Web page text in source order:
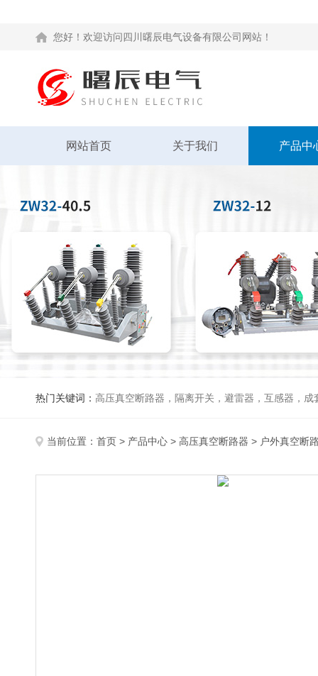
您好！欢迎访问四川曙辰电气设备有限公司网站！
网站首页 关于我们 产品中
热门关键词： 高压真空断路器，隔离开关，避雷器，互感器，成
当前位置： 首页 > 产品中心 > 高压真空断路器 > 户外真空断